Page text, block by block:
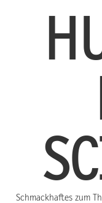
Schmackhaftes zum